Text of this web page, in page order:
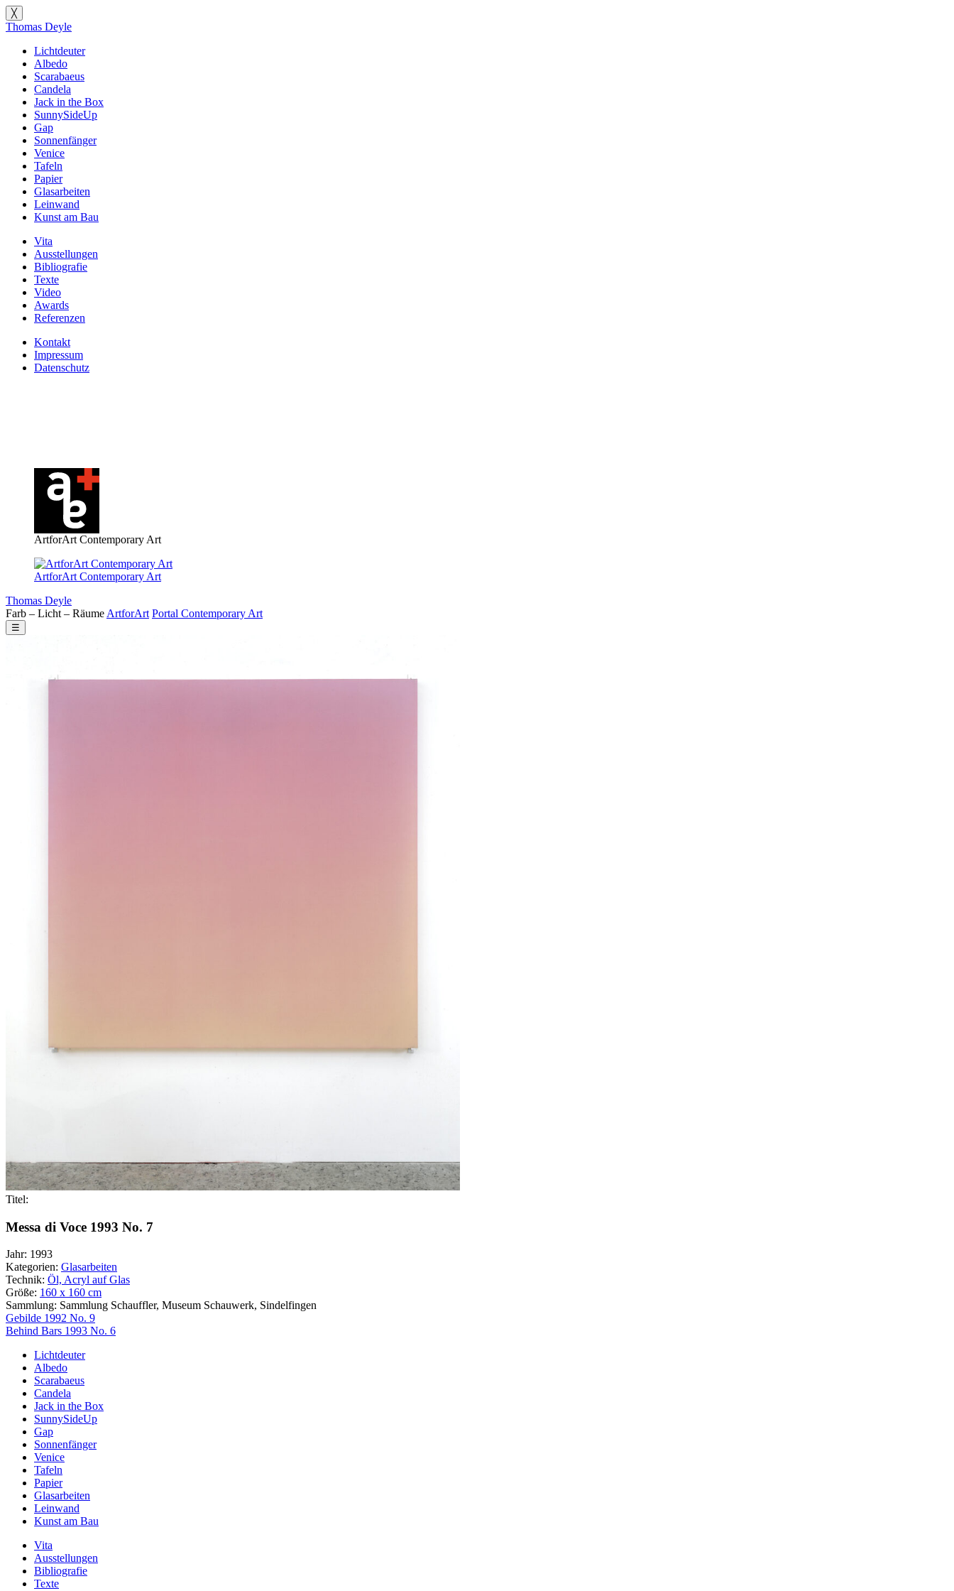
╳
Thomas Deyle
Lichtdeuter
Albedo
Scarabaeus
Candela
Jack in the Box
SunnySideUp
Gap
Sonnenfänger
Venice
Tafeln
Papier
Glasarbeiten
Leinwand
Kunst am Bau
Vita
Ausstellungen
Bibliografie
Texte
Video
Awards
Referenzen
Kontakt
Impressum
Datenschutz
ArtforArt Contemporary Art
ArtforArt Contemporary Art
Thomas Deyle
Farb – Licht – Räume ArtforArt Portal Contemporary Art
☰
Titel:
Messa di Voce 1993 No. 7
Jahr: 1993
Kategorien: Glasarbeiten
Technik: Öl, Acryl auf Glas
Größe: 160 x 160 cm
Sammlung: Sammlung Schauffler, Museum Schauwerk, Sindelfingen
Beitragsnavigation
Gebilde 1992 No. 9
Behind Bars 1993 No. 6
Lichtdeuter
Albedo
Scarabaeus
Candela
Jack in the Box
SunnySideUp
Gap
Sonnenfänger
Venice
Tafeln
Papier
Glasarbeiten
Leinwand
Kunst am Bau
Vita
Ausstellungen
Bibliografie
Texte